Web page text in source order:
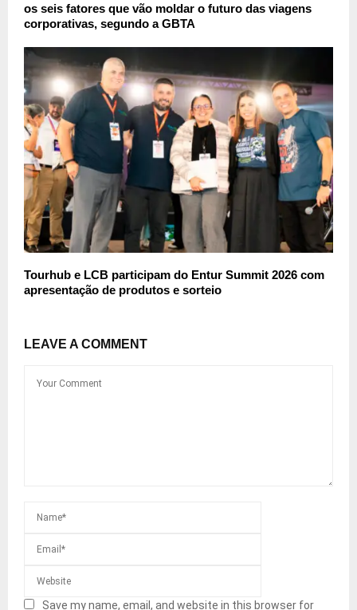
os seis fatores que vão moldar o futuro das viagens
corporativas, segundo a GBTA
Tourhub e LCB participam do Entur Summit 2026 com
apresentação de produtos e sorteio
LEAVE A COMMENT
Save my name, email, and website in this browser for